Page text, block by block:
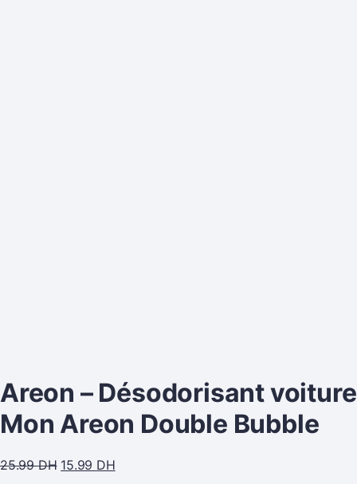
Areon – Désodorisant voiture
Mon Areon Double Bubble
25.99DH 15.99 DH